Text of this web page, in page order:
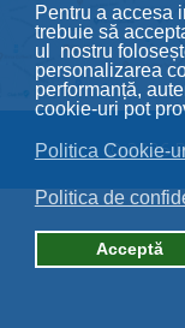
Pentru a accesa
trebuie să
ul nostru
personalizarea
performanță,
cookie-uri pot
Politica Cookie-
Politica de
Acceptă
© 2026